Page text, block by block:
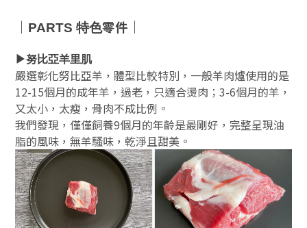
｜ PARTS 特色零件｜
▶努比亞羊里肌
嚴選彰化努比亞羊，體型比較特別，一般羊肉爐使用的是
12-15個月的成年羊，過老，只適合燙肉；3-6個月的羊，
又太小，太瘦，骨肉不成比例。
我們發現，僅僅飼養9個月的年齡是最剛好，完整呈現油
脂的風味，無羊騷味，乾淨且甜美。